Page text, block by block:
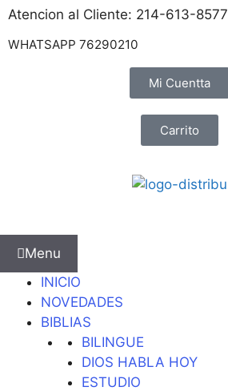
Atencion al Cliente: 214-613-8577
WHATSAPP 76290210
Mi Cuentta
Carrito
Menu
INICIO
NOVEDADES
BIBLIAS
BILINGUE
DIOS HABLA HOY
ESTUDIO